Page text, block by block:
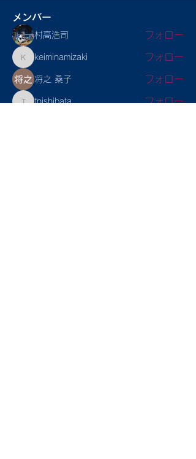
メンバー
村高浩司 フォロー
keiminamizaki
keiminamizaki フォロー
将之 桑子 フォロー
tnishibata フォロー